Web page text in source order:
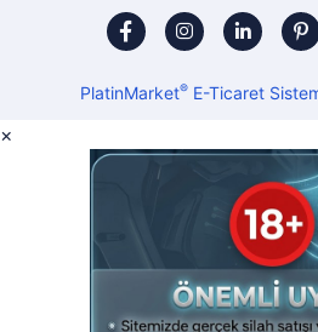
PlatinMarket®E-Ticaret
×